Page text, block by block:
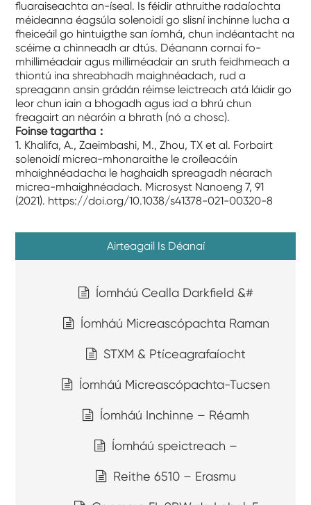
fluaraiseachta an-íseal. Is féidir athruithe radaíochta
méideanna éagsúla solenoidí go slisní inchinne lucha a
fheiceáil go hintuigthe san íomhá, chun indéantacht na
scéime a chinneadh ar dtús. Déanann cornaí fo-
mhilliméadair agus milliméadair an sruth feidhmeach a
thiontú ina shreabhadh maighnéadach, rud a
spreagann ansin grádán réimse leictreach atá láidir go
leor chun iain a bhogadh agus iad a bhrú chun
freagairt an néaróin a bhrath (nó a chosc).
Foinse tagartha ：
1. Khalifa, A., Zaeimbashi, M., Zhou, TX et al. Forbairt
solenoidí micrea-mhonaraithe le croíleacáin
mhaighnéadacha le haghaidh spreagadh néarach
micrea-mhaighnéadach. Microsyst Nanoeng 7, 91
(2021). https://doi.org/10.1038/s41378-021-00320-8
Airteagail Is Déanaí
Íomháú Cealla Darkfield &#
Íomháú Micreascópachta Raman
STXM & Ptíceagrafaíocht
Íomháú Micreascópachta-Tucsen
Íomháú Inchinne – Réamh
Íomháú speictreach –
Reithe 6510 – Erasmu